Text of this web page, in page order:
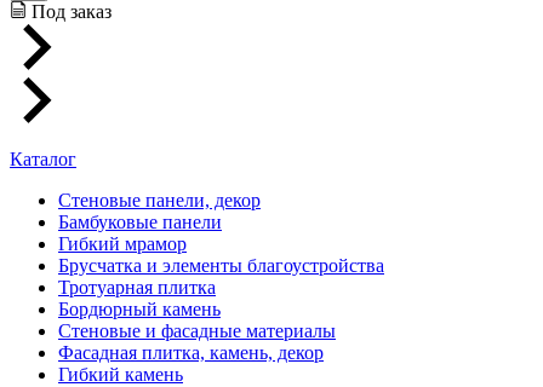
Под заказ
Каталог
Стеновые панели, декор
Бамбуковые панели
Гибкий мрамор
Брусчатка и элементы благоустройства
Тротуарная плитка
Бордюрный камень
Стеновые и фасадные материалы
Фасадная плитка, камень, декор
Гибкий камень